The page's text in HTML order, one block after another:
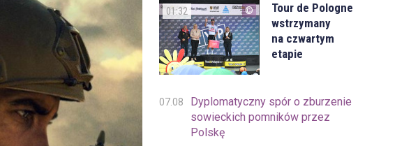
01:32
Tour de Pologne
wstrzymany
na czwartym
etapie
07.08
Dyplomatyczny spór o zburzenie
sowieckich pomników przez
Polskę